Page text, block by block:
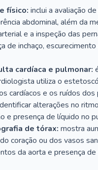
físico: inclui a avaliação
abdominal, além da
e a inspeção das
de inchaço,
cardíaca e pulmonar:
utiliza o
cardíacos e os ruídos dos
alterações no
e presença de líquido no
de tórax: mostra
coração ou dos vasos
da aorta e presença